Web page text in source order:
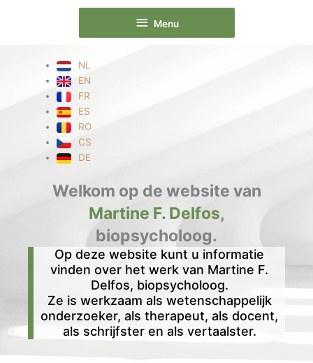
Menu
Menu
NL
EN
FR
ES
RO
CS
DE
Welkom op de website van
Martine F. Delfos,
biopsycholoog.
Op deze website kunt u informatie
vinden over het werk van Martine F.
Delfos, biopsycholoog.
Ze is werkzaam als wetenschappelijk
onderzoeker, als therapeut, als docent,
als schrijfster en als vertaalster.